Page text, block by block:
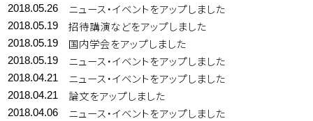
2018.05.26 ニュース・イベントをアップしました
2018.05.19 招待講演などをアップしました
2018.05.19 国内学会をアップしました
2018.05.19 ニュース・イベントをアップしました
2018.04.21 ニュース・イベントをアップしました
2018.04.21 論文をアップしました
2018.04.06 ニュース・イベントをアップしました